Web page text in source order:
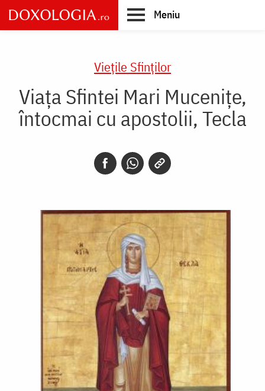
Skip
to
main
Meniu
Vieţile Sfinţilor
Viața Sfintei Mari Mucenițe,
întocmai cu apostolii, Tecla